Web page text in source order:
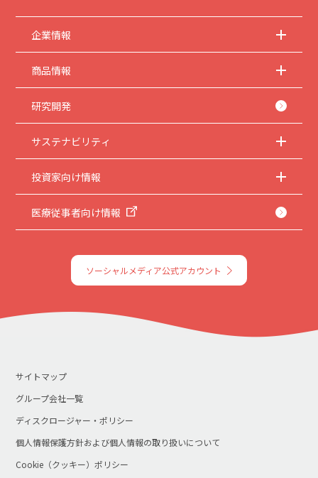
企業情報
商品情報
研究開発
サステナビリティ
投資家向け情報
医療従事者向け情報
ソーシャルメディア公式アカウント
サイトマップ
グループ会社一覧
ディスクロージャー・ポリシー
個人情報保護方針および個人情報の取り扱いについて
Cookie（クッキー）ポリシー